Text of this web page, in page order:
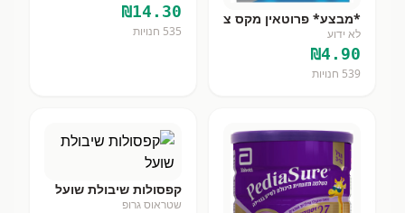
*מבצע* פרוטאין מקס צ
לא ידוע
₪4.90
539 חנויות
₪14.30
535 חנויות
קפסולות שיבולת שועל
שטראוס גרופ